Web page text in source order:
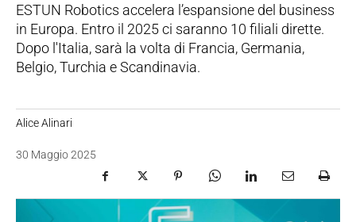
ESTUN Robotics accelera l’espansione del business
in Europa. Entro il 2025 ci saranno 10 filiali dirette.
Dopo l'Italia, sarà la volta di Francia, Germania,
Belgio, Turchia e Scandinavia.
Alice Alinari
30 Maggio 2025